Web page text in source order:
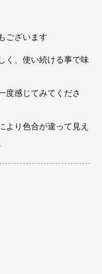
ございます
く、使い続ける事で味
度感じてみてくださ
より色合が違って見え